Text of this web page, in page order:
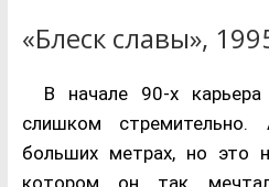
«Блеск славы»,
В начале 90-х
слишком
больших метрах, но это
котором он так